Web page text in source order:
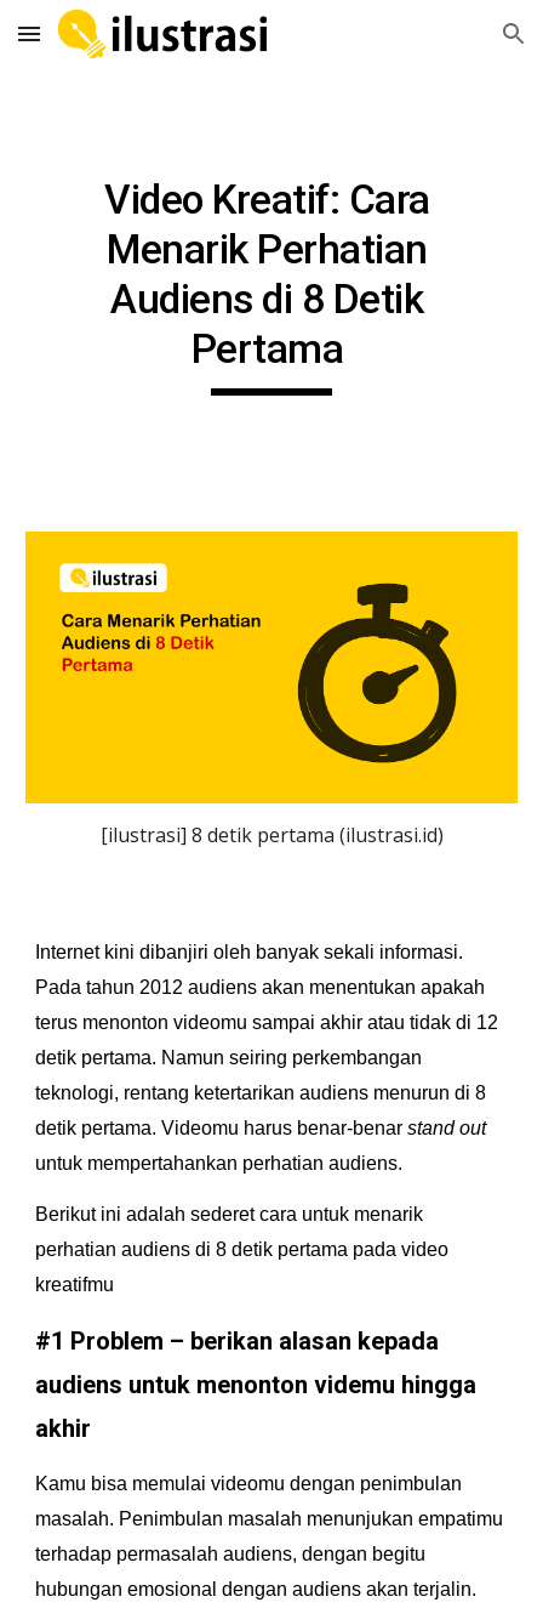
Skip to main content Skip to navigation
Video Kreatif: Cara
Menarik Perhatian
Audiens di 8 Detik
Pertama
[ilustrasi] 8 detik pertama (ilustrasi.id)
Internet kini dibanjiri oleh banyak sekali informasi.
Pada tahun 2012 audiens akan menentukan apakah
terus menonton videomu sampai akhir atau tidak di 12
detik pertama. Namun seiring perkembangan
teknologi, rentang ketertarikan audiens menurun di 8
detik pertama. Videomu harus benar-benar stand out
untuk mempertahankan perhatian audiens.
Berikut ini adalah sederet cara untuk menarik
perhatian audiens di 8 detik pertama pada video
kreatifmu
#1 Problem – berikan alasan kepada
audiens untuk menonton videmu hingga
akhir
Kamu bisa memulai videomu dengan penimbulan
masalah. Penimbulan masalah menunjukan empatimu
terhadap permasalah audiens, dengan begitu
hubungan emosional dengan audiens akan terjalin.